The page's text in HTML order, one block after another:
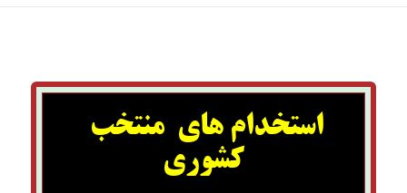
استخدام های منتخب
کشوری